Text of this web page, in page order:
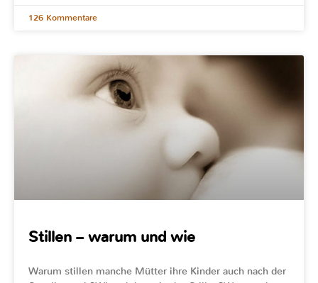
126 Kommentare
Stillen – warum und wie
Warum stillen manche Mütter ihre Kinder auch nach der